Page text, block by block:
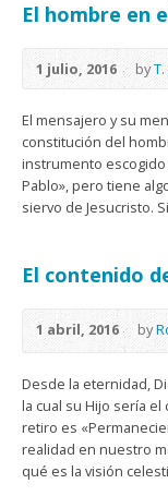
El hombre en
1 julio, 2016 by
El mensajero y su
constitución del
instrumento
Pablo», pero tiene
siervo de Jesucristo.
El contenido
1 abril, 2016 by
Desde la eternidad,
la cual su Hijo sería
retiro es
realidad en nuestro
qué es la visión